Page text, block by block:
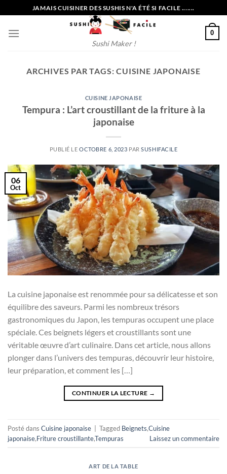
au
contenu
JAMAIS CUISINER DES SUSHIS N'A ÉTÉ SI FACILE .......
Sushi Maker !
0
ARCHIVES PAR TAGS:CUISINE JAPONAISE
CUISINE JAPONAISE
Tempura : L’art croustillant de la friture à la
japonaise
PUBLIÉ LEOCTOBRE 6, 2023 PARSUSHIFACILE
06
Oct
La cuisine japonaise est renommée pour sa délicatesse et son
équilibre des saveurs. Parmi les nombreux trésors
gastronomiques du Japon, les tempuras occupent une place
spéciale. Ces beignets légers et croustillants sont une
véritable œuvre d’art culinaire. Dans cet article, nous allons
plonger dans l’univers des tempuras, découvrir leur histoire,
leur préparation, et comment les […]
CONTINUER LA LECTURE →
Posté dans Cuisine japonaise Tagged Beignets,Cuisine
japonaise,Friture croustillante,Tempuras Laissez un commentaire
ART DE LA TABLE